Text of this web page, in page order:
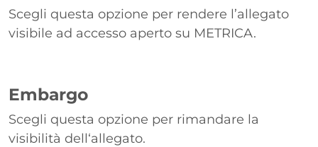
Scegli questa opzione per rendere l’allegato
visibile ad accesso aperto su METRICA.
Embargo
Scegli questa opzione per rimandare la
visibilità dell‘allegato.